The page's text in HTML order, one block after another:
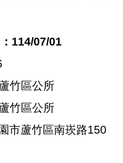
114/07/01
竹區公所
竹區公所
市蘆竹區南崁路150